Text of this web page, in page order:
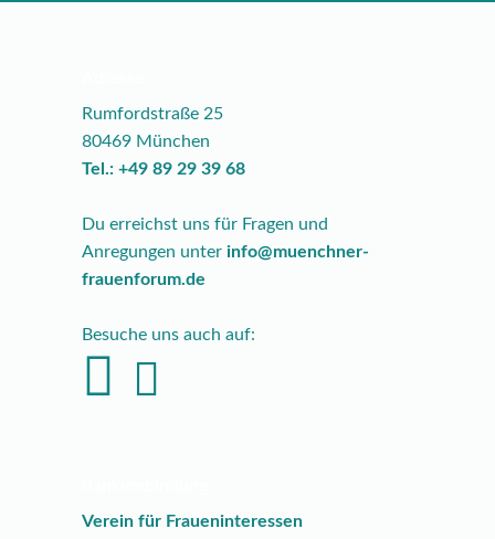
Rumfordstraße 25
80469 München
Tel.: +49 89 29 39 68
Du erreichst uns für Fragen und
Anregungen unter info@muenchner-
frauenforum.de
Besuche uns auch auf:
Verein für Fraueninteressen